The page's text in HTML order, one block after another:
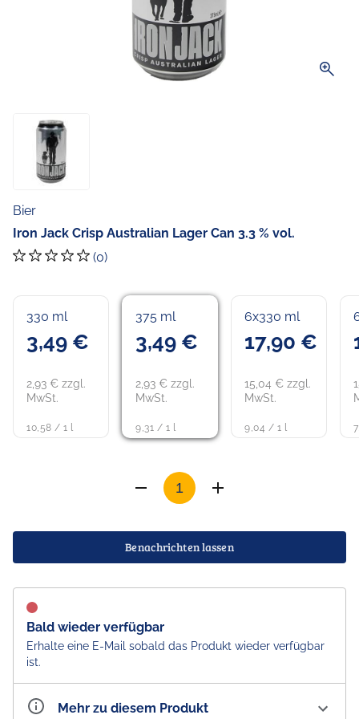
zoom_in
Bier
Iron Jack Crisp Australian Lager Can 3.3 % vol.
(0)
330 ml
3,49 €
2,93 € zzgl.
MwSt.
10,58 / 1 l
375 ml
3,49 €
2,93 € zzgl.
MwSt.
9,31 / 1 l
6x330 ml
17,90 €
15,04 € zzgl.
MwSt.
9,04 / 1 l
Benachrichten lassen
Bald wieder verfügbar
Erhalte eine E-Mail sobald das Produkt wieder verfügbar
ist.
Mehr zu diesem Produkt